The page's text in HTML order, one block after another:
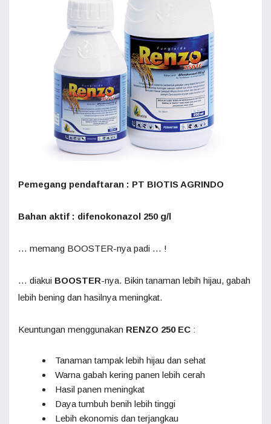
Pemegang pendaftaran : PT BIOTIS AGRINDO
Bahan aktif : difenokonazol 250 g/l
… memang BOOSTER-nya padi … !
… diakui BOOSTER-nya. Bikin tanaman lebih hijau, gabah
lebih bening dan hasilnya meningkat.
Keuntungan menggunakan RENZO 250 EC :
Tanaman tampak lebih hijau dan sehat
Warna gabah kering panen lebih cerah
Hasil panen meningkat
Daya tumbuh benih lebih tinggi
Lebih ekonomis dan terjangkau